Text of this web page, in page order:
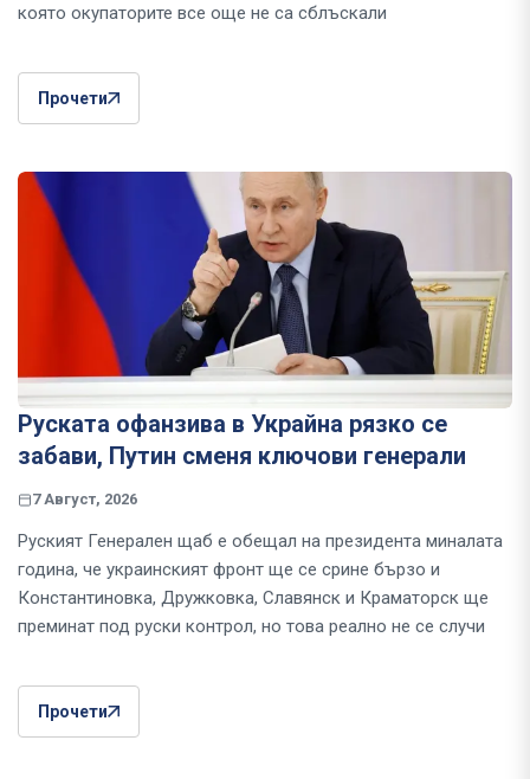
която окупаторите все още не са сблъскали
Прочети
Руската офанзива в Украйна рязко се
забави, Путин сменя ключови генерали
7 Август, 2026
Руският Генерален щаб е обещал на президента миналата
година, че украинският фронт ще се срине бързо и
Константиновка, Дружковка, Славянск и Краматорск ще
преминат под руски контрол, но това реално не се случи
Прочети